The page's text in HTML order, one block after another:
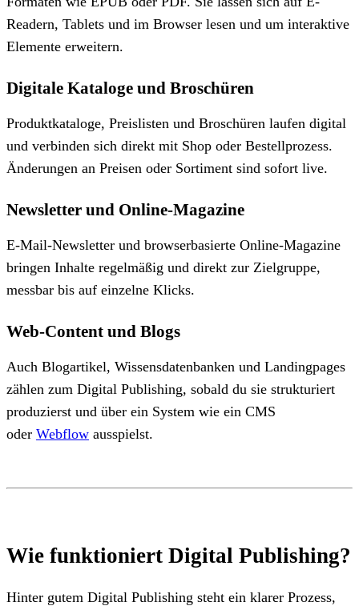
Readern, Tablets und im Browser lesen und um interaktive
Elemente erweitern.
Digitale Kataloge und Broschüren
Produktkataloge, Preislisten und Broschüren laufen digital
und verbinden sich direkt mit Shop oder Bestellprozess.
Änderungen an Preisen oder Sortiment sind sofort live.
Newsletter und Online-Magazine
E-Mail-Newsletter und browserbasierte Online-Magazine
bringen Inhalte regelmäßig und direkt zur Zielgruppe,
messbar bis auf einzelne Klicks.
Web-Content und Blogs
Auch Blogartikel, Wissensdatenbanken und Landingpages
zählen zum Digital Publishing, sobald du sie strukturiert
produzierst und über ein System wie ein CMS
oder Webflow ausspielst.
Wie funktioniert Digital Publishing?
Hinter gutem Digital Publishing steht ein klarer Prozess,